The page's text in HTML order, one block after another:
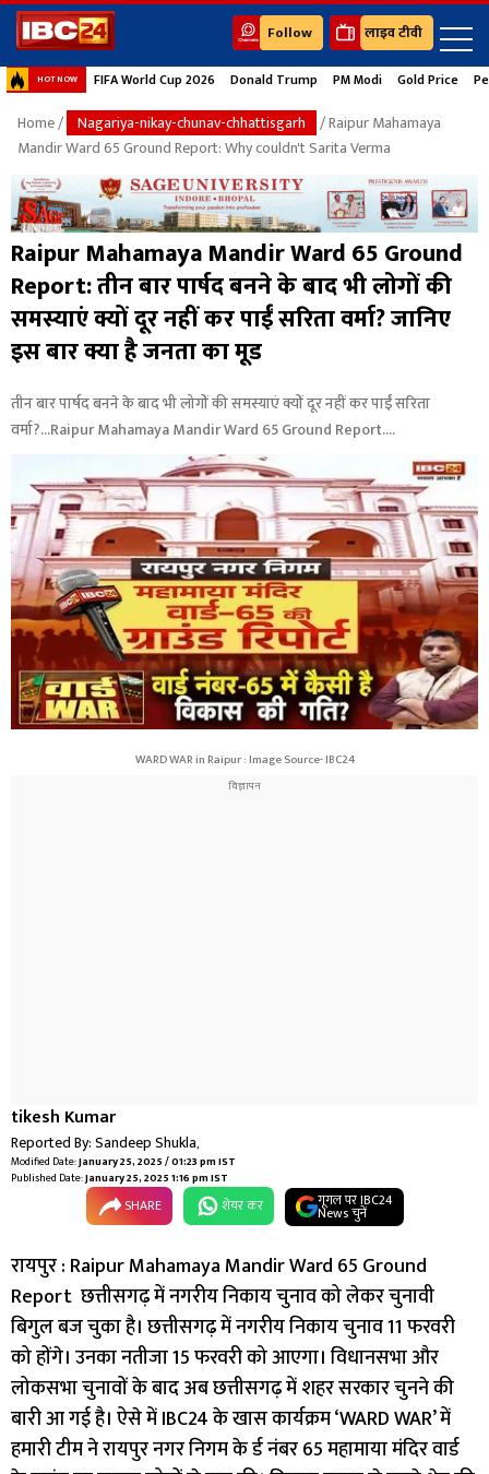
Follow लाइव टीवी
HOT NOW FIFA World Cup 2026 Donald Trump PM Modi Gold Price
Home/ Nagariya-nikay-chunav-chhattisgarh
/ Raipur Mahamaya
Mandir Ward 65 Ground Report: Why couldn't Sarita Verma
Raipur Mahamaya Mandir Ward 65 Ground
Report: तीन बार पार्षद बनने के बाद भी लोगों की
समस्याएं क्यों दूर नहीं कर पाईं सरिता वर्मा? जानिए
इस बार क्या है जनता का मूड
तीन बार पार्षद बनने के बाद भी लोगों की समस्याएं क्यों दूर नहीं कर पाईं सरिता
वर्मा?...Raipur Mahamaya Mandir Ward 65 Ground Report....
WARD WAR in Raipur : Image Source- IBC24
tikesh Kumar
Reported By:Sandeep Shukla,
Modified Date:January 25, 2025 / 01:23 pm IST
Published Date:January 25, 2025 1:16 pm IST
SHARE शेयर कर गूगल पर IBC24
News चुनें
रायपुर : Raipur Mahamaya Mandir Ward 65 Ground
Report छत्तीसगढ़ में नगरीय निकाय चुनाव को लेकर चुनावी
बिगुल बज चुका है। छत्तीसगढ़ में नगरीय निकाय चुनाव 11 फरवरी
को होंगे। उनका नतीजा 15 फरवरी को आएगा। विधानसभा और
लोकसभा चुनावों के बाद अब छत्तीसगढ़ में शहर सरकार चुनने की
बारी आ गई है। ऐसे में IBC24 के खास कार्यक्रम ‘WARD WAR’ में
हमारी टीम ने रायपुर नगर निगम के र्ड नंबर 65 महामाया मंदिर वार्ड